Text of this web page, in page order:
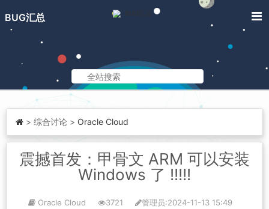
BUG汇总
> 综合讨论 > Oracle Cloud
震撼首发：甲骨文 ARM 可以安装
Windows 了 !!!!!
Oracle Cloud 3721 管理员:2024-11-13 15:49